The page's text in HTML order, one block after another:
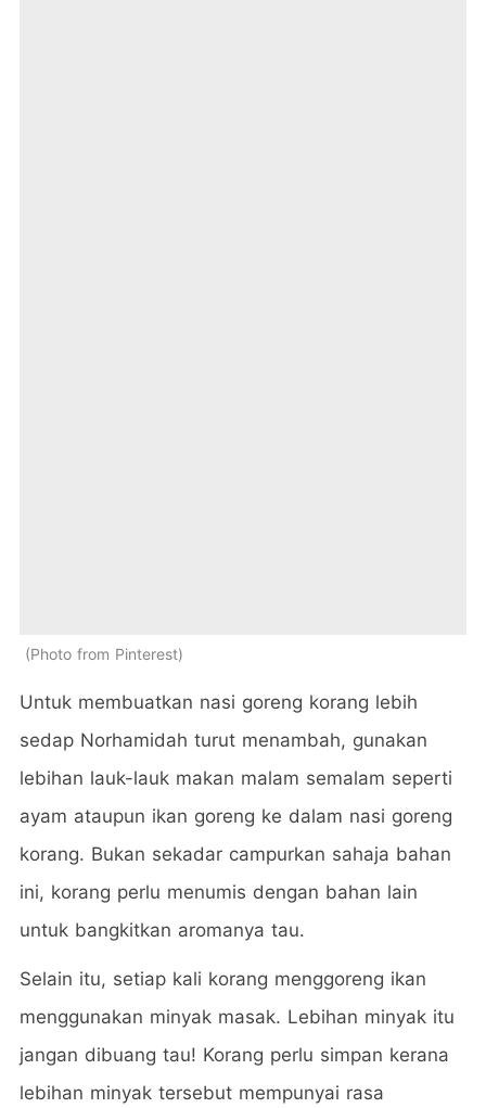
Photo from Pinterest
Untuk membuatkan nasi goreng korang lebih
sedap Norhamidah turut menambah, gunakan
lebihan lauk-lauk makan malam semalam seperti
ayam ataupun ikan goreng ke dalam nasi goreng
korang. Bukan sekadar campurkan sahaja bahan
ini, korang perlu menumis dengan bahan lain
untuk bangkitkan aromanya tau.
Selain itu, setiap kali korang menggoreng ikan
menggunakan minyak masak. Lebihan minyak itu
jangan dibuang tau! Korang perlu simpan kerana
lebihan minyak tersebut mempunyai rasa